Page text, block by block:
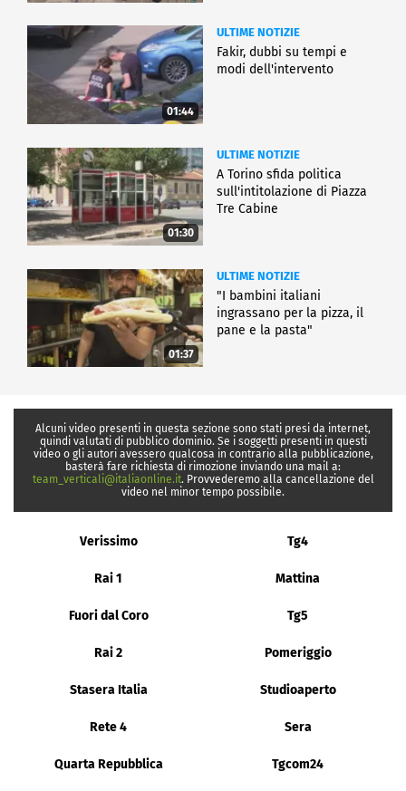
01:44
ULTIME NOTIZIE
Fakir, dubbi su tempi e
modi dell'intervento
01:30
ULTIME NOTIZIE
A Torino sfida politica
sull'intitolazione di Piazza
Tre Cabine
01:37
ULTIME NOTIZIE
"I bambini italiani
ingrassano per la pizza, il
pane e la pasta"
Alcuni video presenti in questa sezione sono stati presi da internet,
quindi valutati di pubblico dominio. Se i soggetti presenti in questi
video o gli autori avessero qualcosa in contrario alla pubblicazione,
basterà fare richiesta di rimozione inviando una mail a:
team_verticali@italiaonline.it. Provvederemo alla cancellazione del
video nel minor tempo possibile.
Verissimo Tg4
Rai 1 Mattina
Fuori dal Coro Tg5
Rai 2 Pomeriggio
Stasera Italia Studioaperto
Rete 4 Sera
Quarta Repubblica Tgcom24